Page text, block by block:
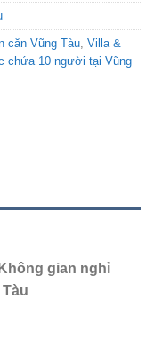
căn Vũng Tàu Villa &
chứa 10 người tại Vũng
gian nghỉ